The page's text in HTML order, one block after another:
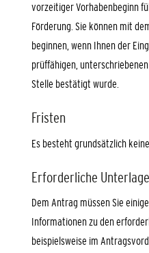
vorzeitiger Vorhabenbeginn
Förderung. Sie können mit
beginnen, wenn Ihnen der
prüffähigen,
Stelle bestätigt wurde.
Fristen
Es besteht grundsätzlich
Erforderliche
Dem Antrag müssen Sie
Informationen zu den
beispielsweise im